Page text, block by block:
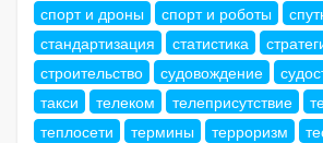
спорт и дроны
спорт и роботы
стандартизация
статистика
строительство
судовождение
такси
телеком телеприсутствие
теплосети
термины терроризм